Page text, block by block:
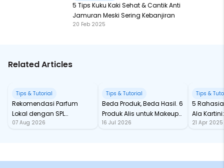
5 Tips Kuku Kaki Sehat & Cantik Anti
Jamuran Meski Sering Kebanjiran
20 Feb 2025
Related Articles
Tips & Tutorial
Rekomendasi Parfum
Lokal dengan SPL
Fantastis
07 Aug 2026
Tips & Tutorial
Beda Produk, Beda Hasil. 6
Produk Alis untuk Makeup
Mata yang On Point
16 Jul 2026
Tips &
5
Ala
Wajib
21 Apr 2025